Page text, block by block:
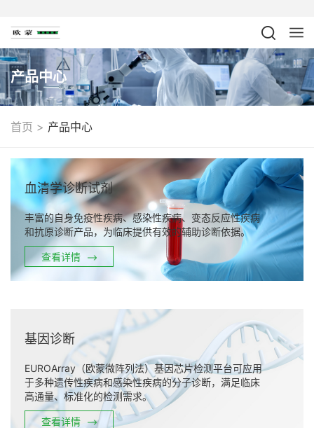
产品中心
首页 > 产品中心
血清学诊断试剂
丰富的自身免疫性疾病、感染性疾病、变态反应性疾病
和抗原诊断产品，为临床提供有效的辅助诊断依据。
查看详情
基因诊断
EUROArray（欧蒙微阵列法）基因芯片检测平台可应用
于多种遗传性疾病和感染性疾病的分子诊断，满足临床
高通量、标准化的检测需求。
查看详情